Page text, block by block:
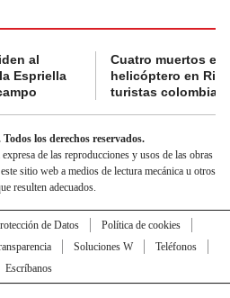
al
Espriella
Cuatro muertos en
helicóptero en
turistas
los derechos reservados.
de las reproducciones y usos de las obras
sitio web a medios de lectura mecánica u otros
resulten adecuados.
de Datos
Política de cookies
Soluciones W
Teléfonos
Escríbanos